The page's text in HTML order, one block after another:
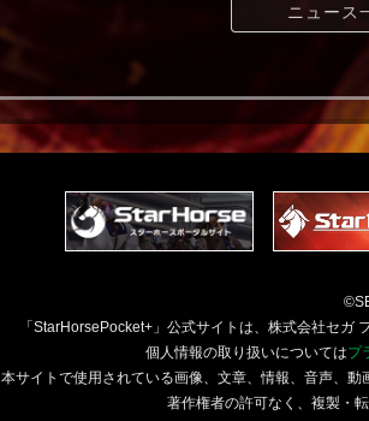
ニュース
「StarHorsePocket+」公式サイトは、株式会社セガ
個人情報の取り扱いについてはプ
本サイトで使用されている画像、文章、情報、音声、動
著作権者の許可なく、複製・